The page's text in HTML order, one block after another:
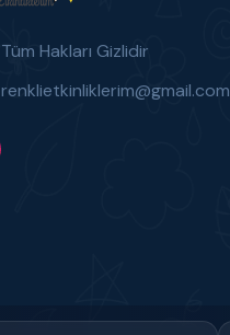
Tüm Hakları Gizlidir
renklietkinliklerim@gmail.com